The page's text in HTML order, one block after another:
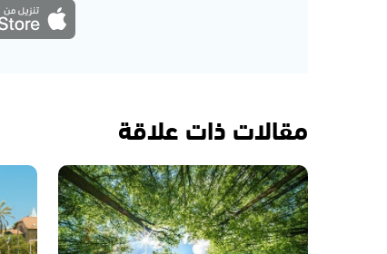
مقالات ذات علاقة